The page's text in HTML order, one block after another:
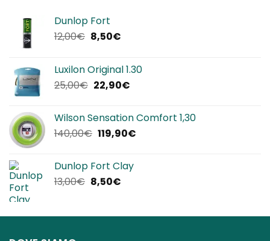
Dunlop Fort
12,00€ Il
era:
12,00€.
8,50€Il
è:
8,50€.
Luxilon Original 1.30
25,00€ Il
era:
25,00€.
22,90€Il
è:
22,90€.
Wilson Sensation Comfort 1,30
140,00€ Il
era:
140,00€.
119,90€Il
Dunlop Fort Clay
13,00€ Il
era:
8,50€Il
è: